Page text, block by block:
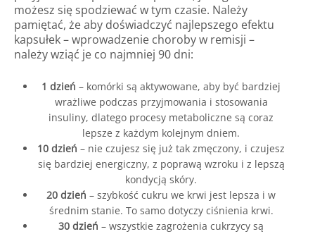
możesz się spodziewać w tym czasie. Należy
pamiętać, że aby doświadczyć najlepszego efektu
kapsułek – wprowadzenie choroby w remisji –
należy wziąć je co najmniej 90 dni:
1 dzień – komórki są aktywowane, aby być bardziej
wrażliwe podczas przyjmowania i stosowania
insuliny, dlatego procesy metaboliczne są coraz
lepsze z każdym kolejnym dniem.
10 dzień – nie czujesz się już tak zmęczony, i czujesz
się bardziej energiczny, z poprawą wzroku i z lepszą
kondycją skóry.
20 dzień – szybkość cukru we krwi jest lepsza i w
średnim stanie. To samo dotyczy ciśnienia krwi.
30 dzień – wszystkie zagrożenia cukrzycy są